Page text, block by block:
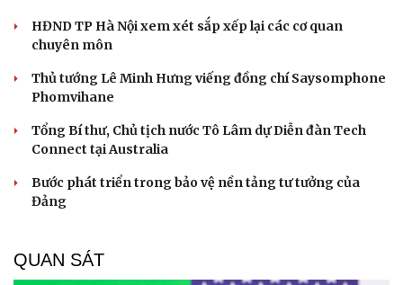
HĐND TP Hà Nội xem xét sắp xếp lại các cơ quan
chuyên môn
Thủ tướng Lê Minh Hưng viếng đồng chí Saysomphone
Phomvihane
Tổng Bí thư, Chủ tịch nước Tô Lâm dự Diễn đàn Tech
Connect tại Australia
Bước phát triển trong bảo vệ nền tảng tư tưởng của
Đảng
QUAN SÁT